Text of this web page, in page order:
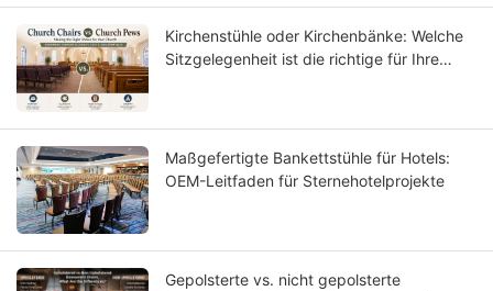
Kirchenstühle oder Kirchenbänke: Welche
Sitzgelegenheit ist die richtige für Ihre
Maßgefertigte Bankettstühle für Hotels:
OEM-Leitfaden für Sternehotelprojekte
Gepolsterte vs. nicht gepolsterte